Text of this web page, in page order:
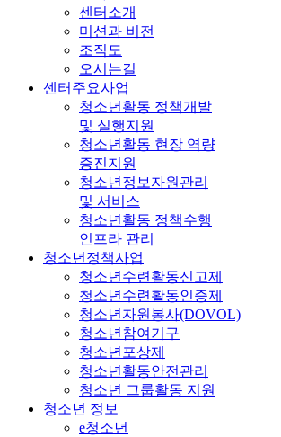
센터소개
미션과 비전
조직도
오시는길
센터주요사업
청소년활동 정책개발
및 실행지원
청소년활동 현장 역량
증진지원
청소년정보자원관리
및 서비스
청소년활동 정책수행
인프라 관리
청소년정책사업
청소년수련활동신고제
청소년수련활동인증제
청소년자원봉사(DOVOL)
청소년참여기구
청소년포상제
청소년활동안전관리
청소년 그룹활동 지원
청소년 정보
e청소년